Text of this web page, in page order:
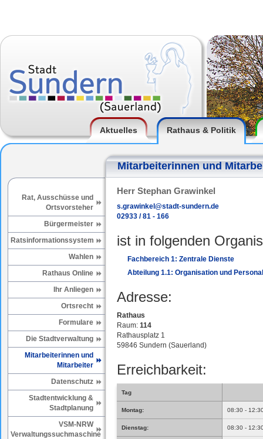
Aktuelles Rathaus & Politik
Mitarbeiterinnen und
Rat, Ausschüsse und
Ortsvorsteher
Bürgermeister
Ratsinformationssystem
Wahlen
Rathaus Online
Ihr Anliegen
Ortsrecht
Formulare
Die Stadtverwaltung
Mitarbeiterinnen und
Mitarbeiter
Datenschutz
Stadtentwicklung &
Stadtplanung
VSM-NRW
Verwaltungssuchmaschine
Herr Stephan Grawinkel
s.grawinkel@stadt-sundern.de
02933 / 81 - 166
ist in folgenden
Fachbereich 1: Zentrale Dienste
Abteilung 1.1: Organisation und
Adresse:
Rathaus
Raum: 114
Rathausplatz 1
59846 Sundern (Sauerland)
Erreichbarkeit:
Tag
Montag: 08:30 -
Dienstag: 08:30 -